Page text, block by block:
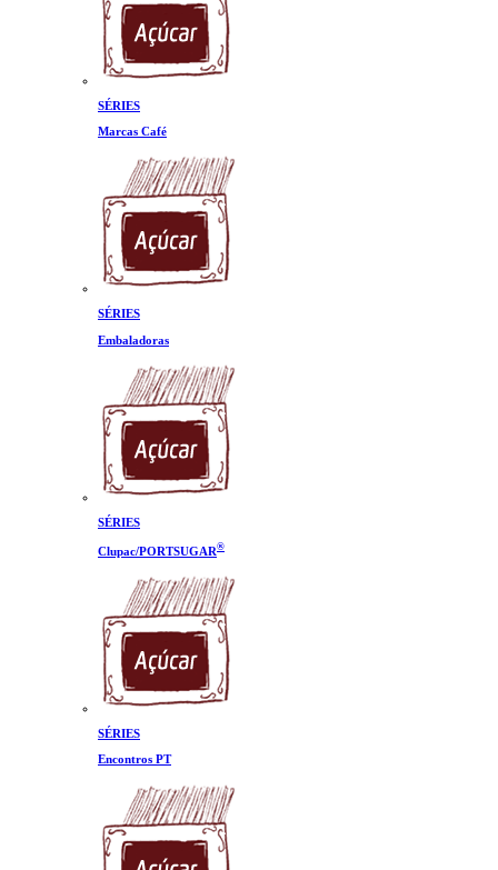
SÉRIES
Marcas Café
SÉRIES
Embaladoras
SÉRIES
Clupac/PORTSUGAR®
SÉRIES
Encontros PT